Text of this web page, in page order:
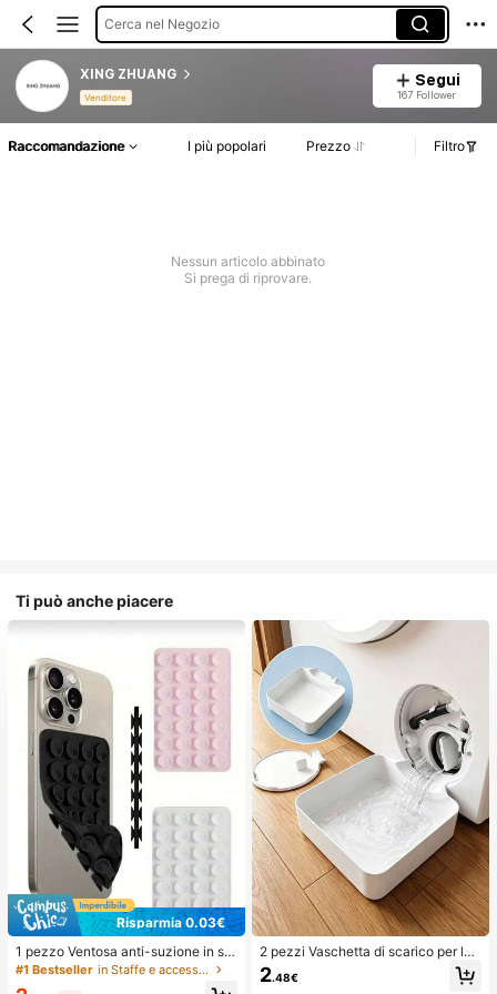
Cerca nel Negozio
XING ZHUANG
Venditore
Segui
167 Follower
Raccomandazione I più popolari Prezzo Filtro
Nessun articolo abbinato
Si prega di riprovare.
Ti può anche piacere
Risparmia 0.03€
1 pezzo Ventosa anti-suzione in sili
cone per telefono, 28 pezzi Ventos
#1 Bestseller in Staffe e accessori
2 pezzi Vaschetta di scarico per lav
atrice, Tappetino di protezione imp
ermeabile per pavimento della lava
2.48€